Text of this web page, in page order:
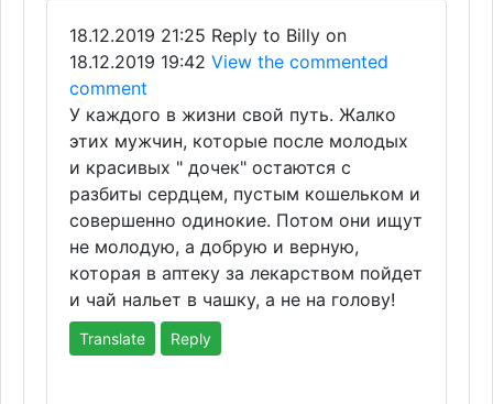
18.12.2019 21:25 Reply to Billy on
18.12.2019 19:42 View the commented
comment
У каждого в жизни свой путь. Жалко
этих мужчин, которые после молодых
и красивых " дочек" остаются с
разбиты сердцем, пустым кошельком и
совершенно одинокие. Потом они ищут
не молодую, а добрую и верную,
которая в аптеку за лекарством пойдет
и чай нальет в чашку, а не на голову!
Translate Reply